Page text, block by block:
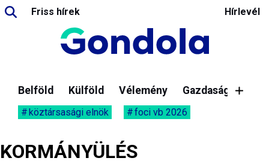
Friss hírek Hírlevél
Belföld Külföld Vélemény Gazdaság
köztársasági elnök foci vb 2026
KORMÁNYÜLÉS